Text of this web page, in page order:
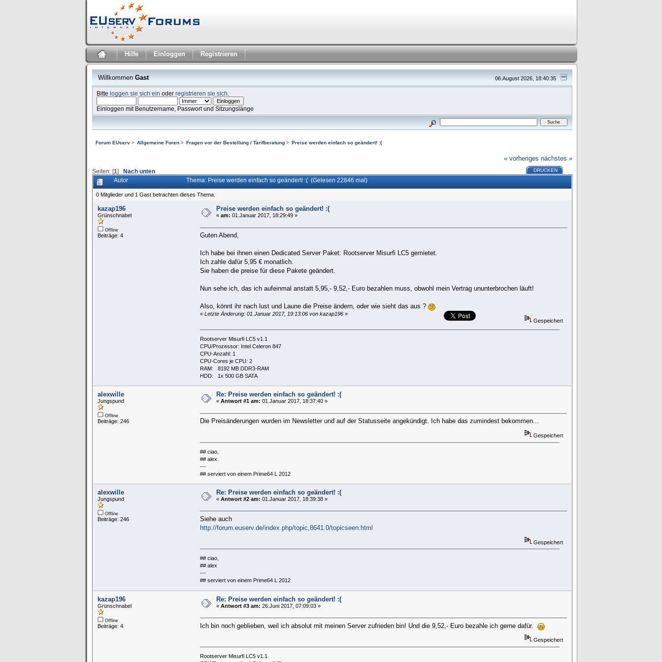
Hilfe Einloggen Registrieren
06.August 2026, 18:40:35
Willkommen Gast
Bitteloggen sie sich ein oderregistrieren sie sich
Einloggen mit Benutzername, Passwort und Sitzungslänge
Forum EUserv> Allgemeine Foren> Fragen vor der Bestellung / Tarifberatung> Preise werden einfach so geändert! :(
« vorheriges nächstes »
Seiten: [1] Nach unten DRUCKEN
Autor Thema: Preise werden einfach so geändert! :( (Gelesen 22846 mal)
0 Mitglieder und 1 Gast betrachten dieses Thema.
kazap196
Grünschnabel
Offline
Beiträge: 4
Preise werden einfach so geändert! :(
« am: 01.Januar 2017, 18:29:49 »
Guten Abend,
Ich habe bei ihnen einen Dedicated Server Paket: Rootserver Misurfi LC5 gemietet.
Ich zahle dafür 5,95 € monatlich.
Sie haben die preise für diese Pakete geändert.
Nun sehe ich, das ich aufeinmal anstatt 5,95,- 9,52,- Euro bezahlen muss, obwohl mein Vertrag ununterbrochen läuft!
Also, könnt ihr nach lust und Laune die Preise ändern, oder wie sieht das aus ?
«Letzte Änderung: 01.Januar 2017, 19:13:06 von kazap196 »
Gespeichert
Rootserver Misurfi LC5 v1.1
CPU/Prozessor: Intel Celeron 847
CPU-Anzahl: 1
CPU-Cores je CPU: 2
RAM: 8192 MB DDR3-RAM
HDD: 1x 500 GB SATA
alexwille
Jungspund
Offline
Beiträge: 246
Re: Preise werden einfach so geändert! :(
« Antwort #1 am: 01.Januar 2017, 18:37:40 »
Die Preisänderungen wurden im Newsletter und auf der Statusseite angekündigt. Ich habe das zumindest bekommen...
Gespeichert
## ciao,
## alex
---
## serviert von einem Prime64 L 2012
alexwille
Jungspund
Offline
Beiträge: 246
Re: Preise werden einfach so geändert! :(
« Antwort #2 am: 01.Januar 2017, 18:39:38 »
Siehe auch
http://forum.euserv.de/index.php/topic,8641.0/topicseen.html
Gespeichert
## ciao,
## alex
---
## serviert von einem Prime64 L 2012
kazap196
Grünschnabel
Offline
Beiträge: 4
Re: Preise werden einfach so geändert! :(
« Antwort #3 am: 26.Juni 2017, 07:09:03 »
Ich bin noch geblieben, weil ich absolut mit meinen Server zufrieden bin! Und die 9,52,- Euro bezahle ich gerne dafür.
Gespeichert
Rootserver Misurfi LC5 v1.1